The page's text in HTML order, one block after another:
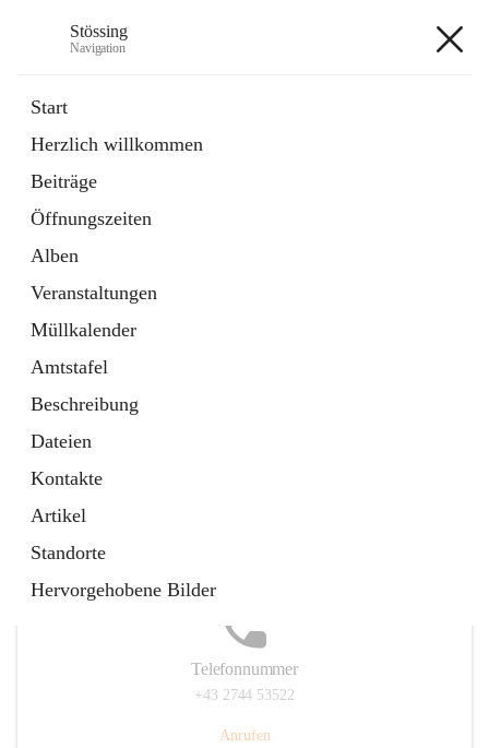
Stössing
Navigation
Start
Herzlich willkommen
Beiträge
Öffnungszeiten
Alben
Veranstaltungen
Müllkalender
Amtstafel
Beschreibung
Dateien
Kontakte
Artikel
Standorte
Hervorgehobene Bilder
Datei
in
Tab
Kindergarten
öffnet
in
neuem
Tab
Telefonnummer
+43 2744 53522
Anrufen